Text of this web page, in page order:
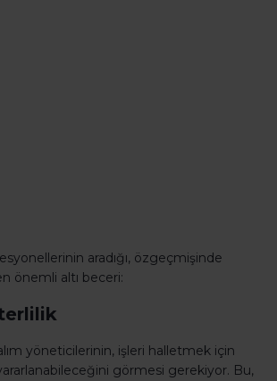
aradığı, özgeçmişinde
önemli altı beceri:
yöneticilerinin, işleri halletmek için
görmesi gerekiyor. Bu,